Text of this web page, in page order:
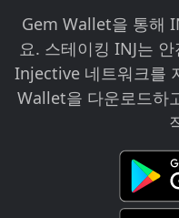
Gem Wallet을 통해
요. 스테이킹 INJ는
Injective 네트워크를
Wallet을 다운로드하